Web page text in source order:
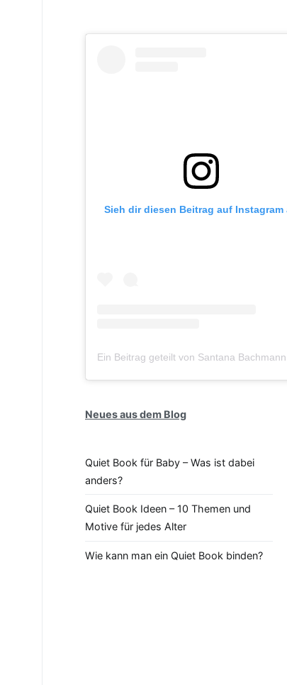
Sieh dir diesen Beitrag auf Instagram
Neues aus dem Blog
Quiet Book für Baby – Was ist dabei
anders?
Quiet Book Ideen – 10 Themen und
Motive für jedes Alter
Wie kann man ein Quiet Book binden?